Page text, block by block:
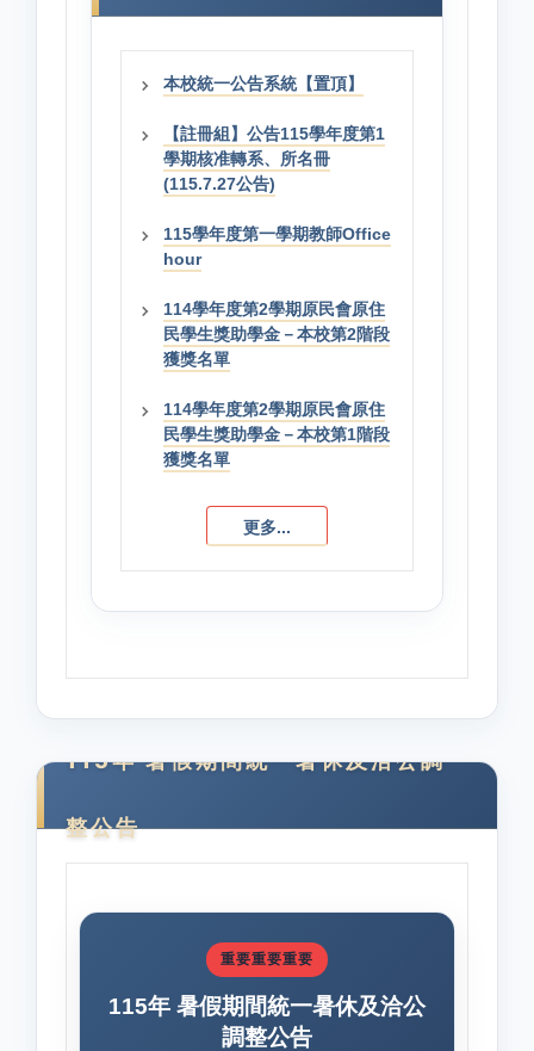
本校統一公告系統【置頂】
【註冊組】公告115學年度第1
學期核准轉系、所名冊
(115.7.27公告)
115學年度第一學期教師Office
hour
114學年度第2學期原民會原住
民學生獎助學金－本校第2階段
獲獎名單
114學年度第2學期原民會原住
民學生獎助學金－本校第1階段
獲獎名單
更多...
115年 暑假期間統一暑休及洽公調
整公告
重要重要重要
115年 暑假期間統一暑休及洽公
調整公告